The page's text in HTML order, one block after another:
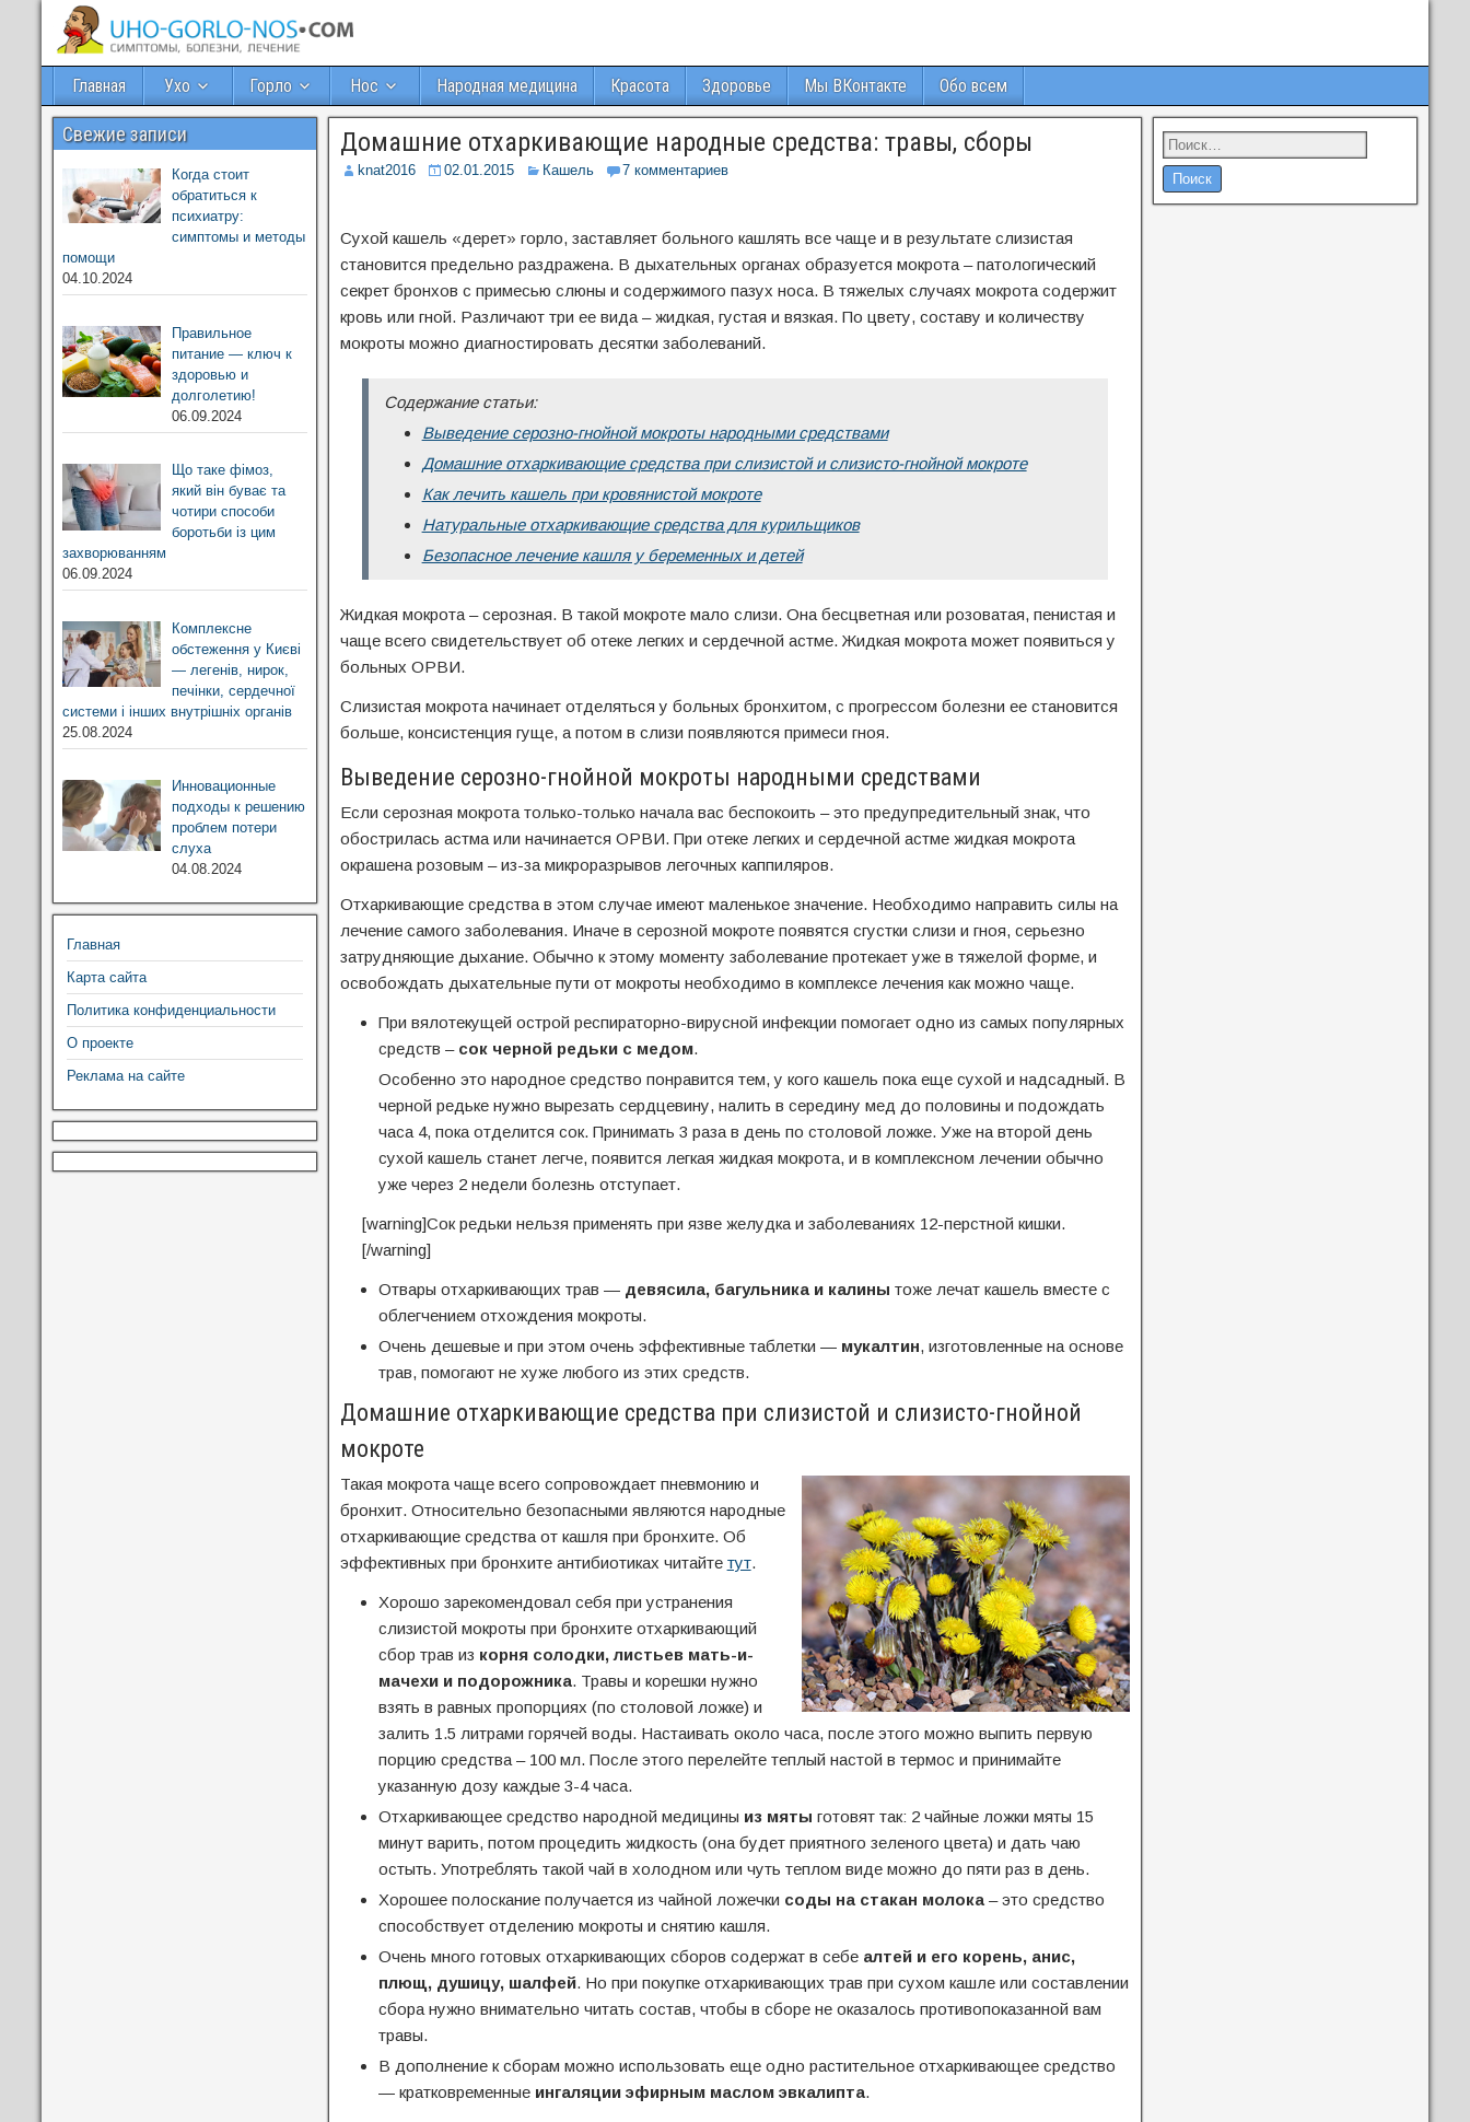
Главная Ухо Горло Нос Народная медицина Красота Здоровье Мы ВКонтакте Обо всем
Домашние отхаркивающие народные средства: травы, сборы
knat2016 02.01.2015 Кашель 7 комментариев
Сухой кашель «дерет» горло, заставляет больного кашлять все чаще и в результате слизистая
становится предельно раздражена. В дыхательных органах образуется мокрота – патологический
секрет бронхов с примесью слюны и содержимого пазух носа. В тяжелых случаях мокрота содержит
кровь или гной. Различают три ее вида – жидкая, густая и вязкая. По цвету, составу и количеству
мокроты можно диагностировать десятки заболеваний.
Содержание статьи:
Выведение серозно-гнойной мокроты народными средствами
Домашние отхаркивающие средства при слизистой и слизисто-гнойной мокроте
Как лечить кашель при кровянистой мокроте
Натуральные отхаркивающие средства для курильщиков
Безопасное лечение кашля у беременных и детей
Жидкая мокрота – серозная. В такой мокроте мало слизи. Она бесцветная или розоватая, пенистая и
чаще всего свидетельствует об отеке легких и сердечной астме. Жидкая мокрота может появиться у
больных ОРВИ.
Слизистая мокрота начинает отделяться у больных бронхитом, с прогрессом болезни ее становится
больше, консистенция гуще, а потом в слизи появляются примеси гноя.
Выведение серозно-гнойной мокроты народными средствами
Если серозная мокрота только-только начала вас беспокоить – это предупредительный знак, что
обострилась астма или начинается ОРВИ. При отеке легких и сердечной астме жидкая мокрота
окрашена розовым – из-за микроразрывов легочных каппиляров.
Отхаркивающие средства в этом случае имеют маленькое значение. Необходимо направить силы на
лечение самого заболевания. Иначе в серозной мокроте появятся сгустки слизи и гноя, серьезно
затрудняющие дыхание. Обычно к этому моменту заболевание протекает уже в тяжелой форме, и
освобождать дыхательные пути от мокроты необходимо в комплексе лечения как можно чаще.
При вялотекущей острой респираторно-вирусной инфекции помогает одно из самых популярных
средств – сок черной редьки с медом.
Особенно это народное средство понравится тем, у кого кашель пока еще сухой и надсадный. В
черной редьке нужно вырезать сердцевину, налить в середину мед до половины и подождать
часа 4, пока отделится сок. Принимать 3 раза в день по столовой ложке. Уже на второй день
сухой кашель станет легче, появится легкая жидкая мокрота, и в комплексном лечении обычно
уже через 2 недели болезнь отступает.
[warning]Сок редьки нельзя применять при язве желудка и заболеваниях 12-перстной кишки.
[/warning]
Отвары отхаркивающих трав — девясила, багульника и калины тоже лечат кашель вместе с
облегчением отхождения мокроты.
Очень дешевые и при этом очень эффективные таблетки — мукалтин, изготовленные на основе
трав, помогают не хуже любого из этих средств.
Домашние отхаркивающие средства при слизистой и слизисто-гнойной
мокроте
Такая мокрота чаще всего сопровождает пневмонию и
бронхит. Относительно безопасными являются народные
отхаркивающие средства от кашля при бронхите. Об
эффективных при бронхите антибиотиках читайте тут.
Хорошо зарекомендовал себя при устранения
слизистой мокроты при бронхите отхаркивающий
сбор трав из корня солодки, листьев мать-и-
мачехи и подорожника. Травы и корешки нужно
взять в равных пропорциях (по столовой ложке) и
залить 1.5 литрами горячей воды. Настаивать около часа, после этого можно выпить первую
порцию средства – 100 мл. После этого перелейте теплый настой в термос и принимайте
указанную дозу каждые 3-4 часа.
Отхаркивающее средство народной медицины из мяты готовят так: 2 чайные ложки мяты 15
минут варить, потом процедить жидкость (она будет приятного зеленого цвета) и дать чаю
остыть. Употреблять такой чай в холодном или чуть теплом виде можно до пяти раз в день.
Хорошее полоскание получается из чайной ложечки соды на стакан молока– это средство
способствует отделению мокроты и снятию кашля.
Очень много готовых отхаркивающих сборов содержат в себе алтей и его корень, анис,
плющ, душицу, шалфей. Но при покупке отхаркивающих трав при сухом кашле или составлении
сбора нужно внимательно читать состав, чтобы в сборе не оказалось противопоказанной вам
травы.
В дополнение к сборам можно использовать еще одно растительное отхаркивающее средство
— кратковременные ингаляции эфирным маслом эвкалипта.
Свежие записи
Когда стоит
обратиться к
психиатру:
симптомы и методы
помощи
04.10.2024
Правильное
питание — ключ к
здоровью и
долголетию!
06.09.2024
Що таке фімоз,
який він буває та
чотири способи
боротьби із цим
захворюванням
06.09.2024
Комплексне
обстеження у Києві
— легенів, нирок,
печінки, сердечної
системи і інших внутрішніх органів
25.08.2024
Инновационные
подходы к решению
проблем потери
слуха
04.08.2024
Главная
Карта сайта
Политика конфиденциальности
О проекте
Реклама на сайте